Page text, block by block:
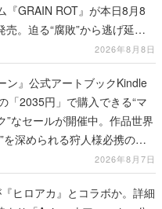
『GRAIN ROT』が本日8月8
売。迫る“腐敗”から逃げ延
2026年8月8日
ン』公式アートブックKindle
「2035円」で購入できる“マ
”なセールが開催中。作品世界
を深められる狩人様必携の一
2026年8月7日
『ヒロアカ』とコラボか。詳細